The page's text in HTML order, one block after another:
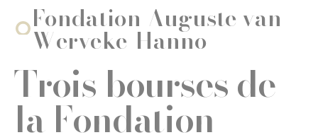
Fondation Auguste van
Werveke-Hanno
Trois bourses de
la Fondation